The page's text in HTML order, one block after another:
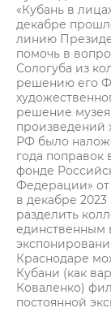
«Кубань в
декабре
линию
помочь в
Сологуба из
решению его
решение музея
произведений
РФ было
года
фонде
Федерации» от
в декабре
разделить
единственным
Краснодаре
Кубани (как
Коваленко)
постоянной